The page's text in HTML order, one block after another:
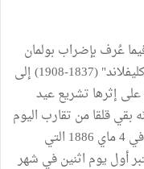
عُرف بإضراب بولمان
عام 1894، سعى الرئيس الأمريكي "جروفر كليفلاند" (1837-1908) إلى
إثرها تشريع عيد
رسمية يوم 1 ماي. لكنّه بقي قلقا من تقارب اليوم
الدولي للعمال مع ذكرى "هايماركت سكوار" في 4 ماي 1886 التي
أول يوم اثنين في شهر